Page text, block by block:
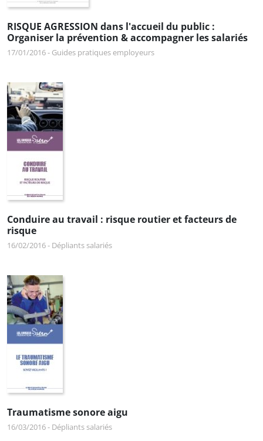
RISQUE AGRESSION dans l'accueil du public :
Organiser la prévention & accompagner les salariés
17/01/2016- Guides pratiques employeurs
Conduire au travail : risque routier et facteurs de
risque
16/02/2016- Dépliants salariés
Traumatisme sonore aigu
16/03/2016- Dépliants salariés